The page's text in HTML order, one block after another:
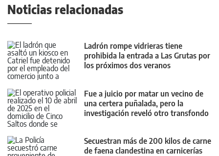
Noticias relacionadas
Ladrón rompe vidrieras tiene
prohibida la entrada a Las Grutas por
los próximos dos veranos
Fue a juicio por matar un vecino de
una certera puñalada, pero la
investigación reveló otro transfondo
Secuestran más de 200 kilos de carne
de faena clandestina en carnicerías